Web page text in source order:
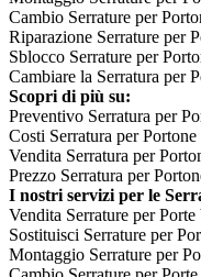
Cambio Serrature per
Riparazione Serrature per
Sblocco Serrature per
Cambiare la Serratura per
Scopri di più su:
Preventivo Serratura per
Costi Serratura per
Vendita Serratura per
Prezzo Serratura per
I nostri servizi per le
Vendita Serrature per
Sostituisci Serrature per
Montaggio Serrature per